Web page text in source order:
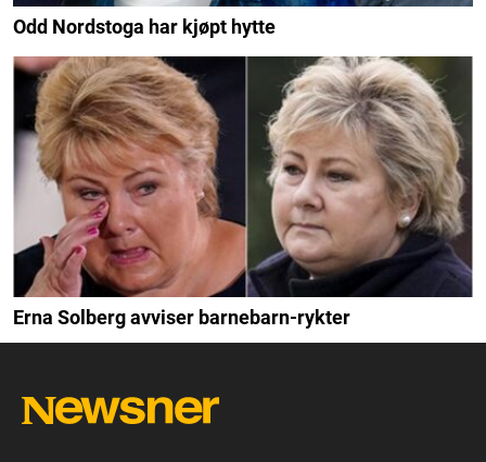
Odd Nordstoga har kjøpt hytte
Erna Solberg avviser barnebarn-rykter